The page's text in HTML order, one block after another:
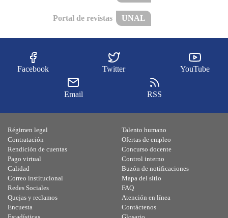
Portal de revistas UNAL
Facebook Twitter YouTube
Email RSS
Régimen legal
Contratación
Rendición de cuentas
Pago virtual
Calidad
Talento humano
Ofertas de empleo
Concurso docente
Control interno
Buzón de notificaciones
Correo institucional
Redes Sociales
Quejas y reclamos
Encuesta
Mapa del sitio
FAQ
Atención en línea
Contáctenos